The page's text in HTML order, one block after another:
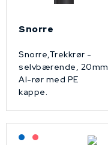
Snorre
Snorre,Trekkrør -
selvbærende, 20mm
Al-rør med PE
kappe.
Lagerført: NEK Kabel
På forespørsel